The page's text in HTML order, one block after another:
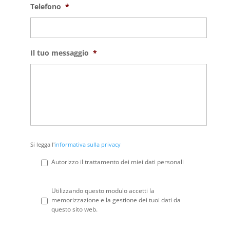
Telefono *
Il tuo messaggio *
Si
legga
l'informativa
Si legga l'informativa sulla privacy
Autorizzo il trattamento dei miei dati personali
Privacy *
Utilizzando questo modulo accetti la
memorizzazione e la gestione dei tuoi dati da
questo sito web.